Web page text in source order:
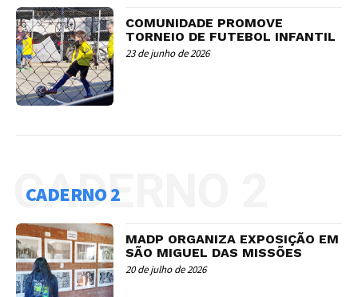
COMUNIDADE PROMOVE
TORNEIO DE FUTEBOL INFANTIL
23 de junho de 2026
CADERNO 2
CADERNO 2
MADP ORGANIZA EXPOSIÇÃO EM
SÃO MIGUEL DAS MISSÕES
20 de julho de 2026